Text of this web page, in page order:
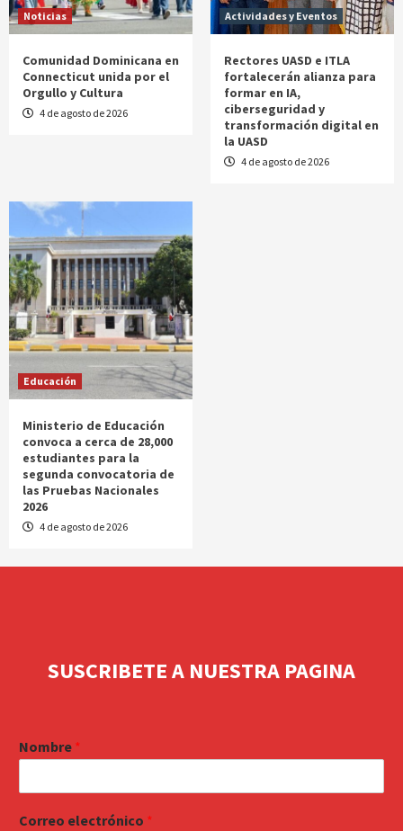
Noticias
Comunidad Dominicana en
Connecticut unida por el
Orgullo y Cultura
4 de agosto de 2026
Actividades y Eventos
Rectores UASD e ITLA
fortalecerán alianza para
formar en IA,
ciberseguridad y
transformación digital en
la UASD
4 de agosto de 2026
Educación
Ministerio de Educación
convoca a cerca de 28,000
estudiantes para la
segunda convocatoria de
las Pruebas Nacionales
2026
4 de agosto de 2026
SUSCRIBETE A NUESTRA PAGINA
Nombre *
Correo electrónico *